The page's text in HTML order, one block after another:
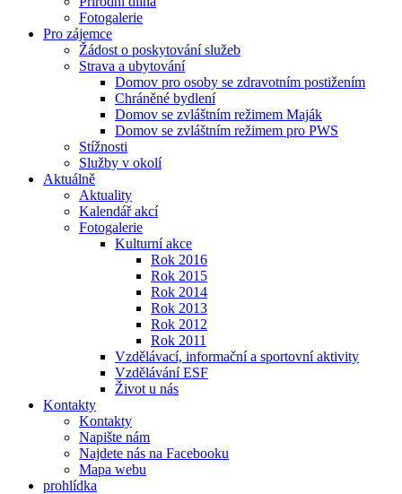
Fotogalerie
Pro zájemce
Žádost o poskytování služeb
Strava a ubytování
Domov pro osoby se zdravotním postižením
Chráněné bydlení
Domov se zvláštním režimem Maják
Domov se zvláštním režimem pro PWS
Stížnosti
Služby v okolí
Aktuálně
Aktuality
Kalendář akcí
Fotogalerie
Kulturní akce
Rok 2016
Rok 2015
Rok 2014
Rok 2013
Rok 2012
Rok 2011
Vzdělávací, informační a sportovní aktivity
Vzdělávání ESF
Život u nás
Kontakty
Kontakty
Napište nám
Najdete nás na Facebooku
Mapa webu
prohlídka